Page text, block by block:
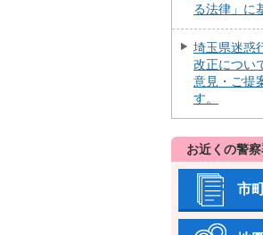
る法律」に
埼玉県迷惑
改正につい
意見・ご提
す。
お近くの警
市